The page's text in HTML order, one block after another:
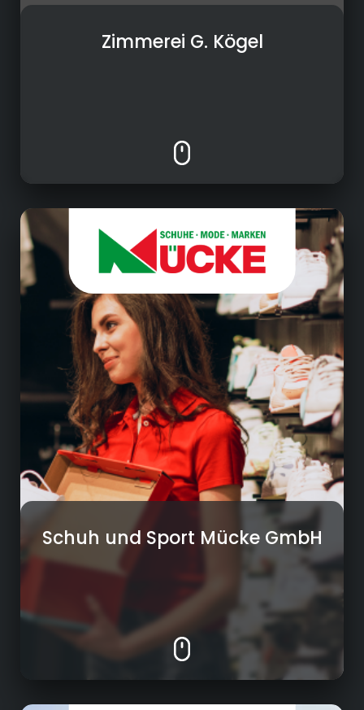
Zimmerei G. Kögel
Einzelhandel
• Textil- und Schuheinzelhandel
• Aktuelle Trends, angesagte Labels und eine
Auswahl, die begeistert!
• Ein einzigartiges Shoppingerlebnis in unseren
Filialen und in unserem Onlineshop
• Fachgerechte Beratung unserer Kunden
• Schuhe, Accessoires und Bekleidung für alle
Altersgruppen
• Fachliche und persönliche
Weiterentwicklung unserer Mitarbeiter
Schuh und Sport Mücke GmbH